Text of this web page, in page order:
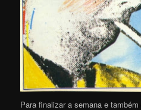
Para finalizar a semana e